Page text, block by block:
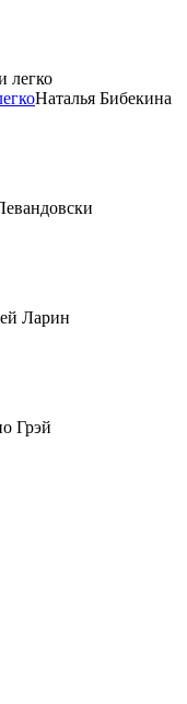
Наталья Бибекина
Ларин
Грэй